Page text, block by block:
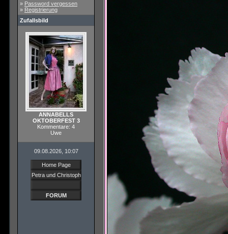
» Password vergessen
» Registrierung
Zufallsbild
ANNABELLS
OKTOBERFEST 3
Kommentare: 4
Uwe
09.08.2026, 10:07
Home Page
Petra und Christoph
FORUM